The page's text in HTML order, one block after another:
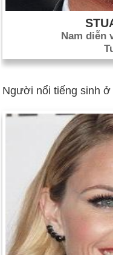
Nam diễn
Người nổi tiếng sinh ở